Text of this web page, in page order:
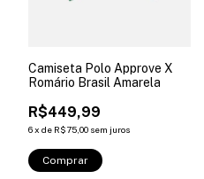
Camiseta Polo Approve X
Romário Brasil Amarela
R$449,99
6x de R$75,00 sem juros
Comprar